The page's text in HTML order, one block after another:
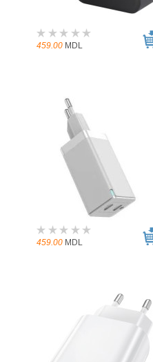
459.00 MDL
459.00 MDL